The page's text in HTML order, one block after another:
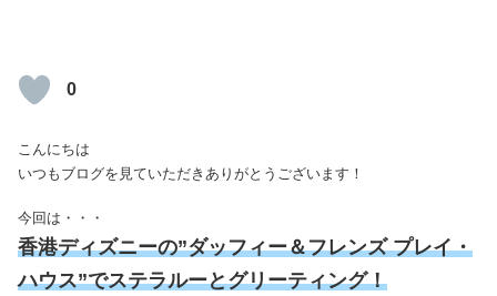
0
こんにちは
いつもブログを見ていただきありがとうございます！
今回は・・・
香港ディズニーの”ダッフィー＆フレンズ プレイ・
ハウス”でステラルーとグリーティング！